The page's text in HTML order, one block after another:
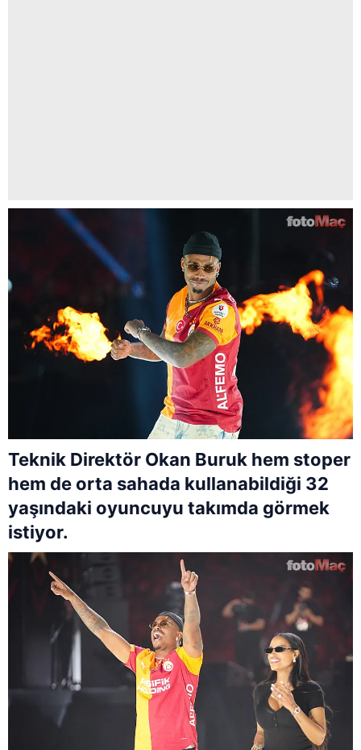
Teknik Direktör Okan Buruk hem stoper
hem de orta sahada kullanabildiği 32
yaşındaki oyuncuyu takımda görmek
istiyor.